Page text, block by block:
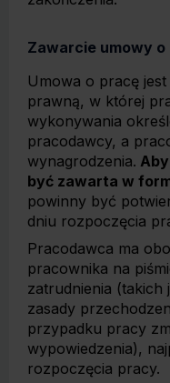
Zawarcie umowy o
Umowa o pracę
prawną, w której
wykonywania
pracodawcy, a
wynagrodzenia.
być zawarta w
powinny być
dniu rozpoczęcia
Pracodawca ma
pracownika na
zatrudnienia (takich
zasady
przypadku pracy
wypowiedzenia),
rozpoczęcia pracy.